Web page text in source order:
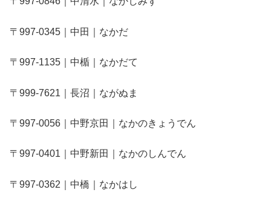
〒997-0345｜中田｜なかだ
〒997-1135｜中楯｜なかだて
〒999-7621｜長沼｜ながぬま
〒997-0056｜中野京田｜なかのきょうでん
〒997-0401｜中野新田｜なかのしんでん
〒997-0362｜中橋｜なかはし